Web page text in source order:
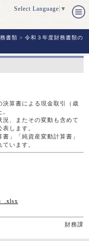
Select Language ▼
書類 > 令和３年度財務書類の
算書による現金取引（歳
、またその変動も含めて
します。
」「純資産変動計算書」
います。
.xlsx
財務課